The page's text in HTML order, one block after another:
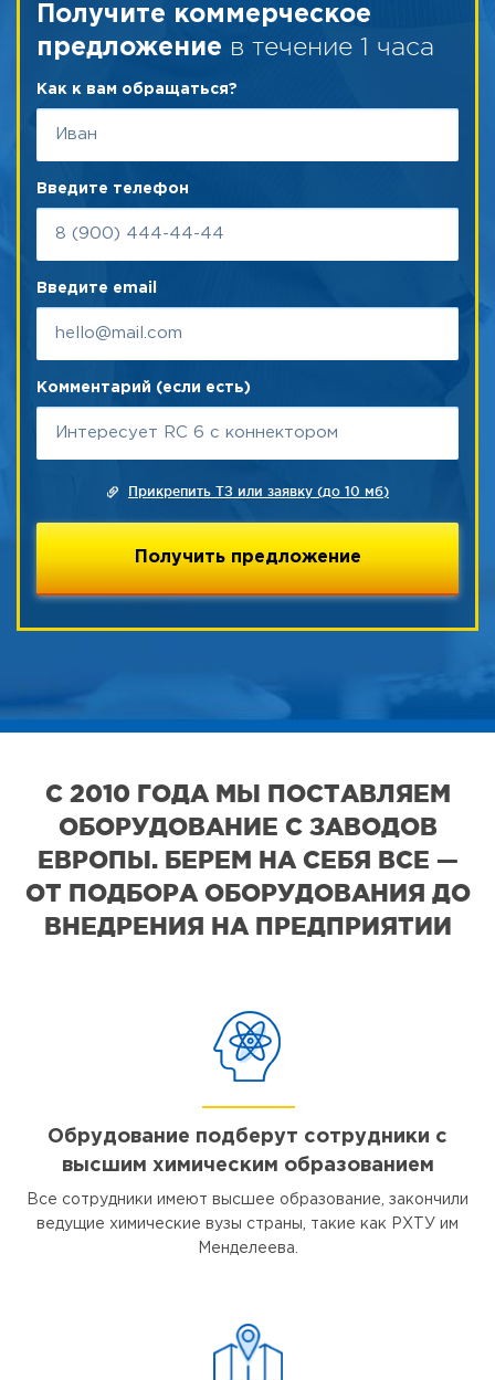
Получите коммерческое
предложение в течение 1 часа
Как к вам обращаться?
Введите телефон
Введите email
Комментарий (если есть)
Прикрепить ТЗ или заявку (до 10 мб)
С 2010 ГОДА МЫ ПОСТАВЛЯЕМ
ОБОРУДОВАНИЕ С ЗАВОДОВ
ЕВРОПЫ. БЕРЕМ НА СЕБЯ ВСЕ —
ОТ ПОДБОРА ОБОРУДОВАНИЯ ДО
ВНЕДРЕНИЯ НА ПРЕДПРИЯТИИ
Обрудование подберут сотрудники с
высшим химическим образованием
Все сотрудники имеют высшее образование, закончили
ведущие химические вузы страны, такие как РХТУ им
Менделеева.